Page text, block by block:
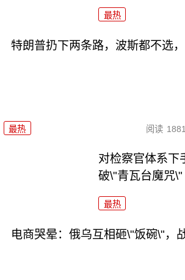
最热
特朗普扔下两条路，波斯都不选
最热 阅读
对检察官体系下
破\"青瓦台魔咒\"
最热
电商哭晕：俄乌互相砸\"饭碗\"，